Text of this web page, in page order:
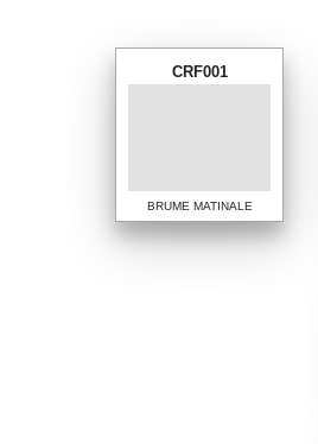
CRF001
BRUME MATINALE